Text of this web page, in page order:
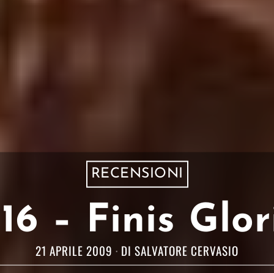
RECENSIONI
– Finis
21 APRILE 2009 DI SALVATORE CERVASIO